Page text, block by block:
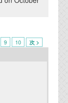
9 10 次 >